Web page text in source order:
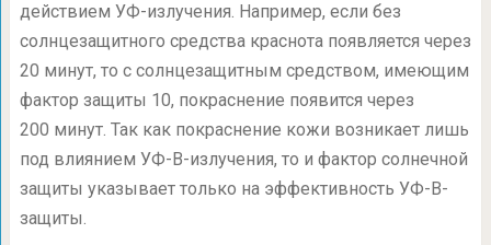
действием УФ-излучения. Например, если без
солнцезащитного средства краснота появляется через
20 минут, то с солнцезащитным средством, имеющим
фактор защиты 10, покраснение появится через
200 минут. Так как покраснение кожи возникает лишь
под влиянием УФ-В-излучения, то и фактор солнечной
защиты указывает только на эффективность УФ-В-
защиты.